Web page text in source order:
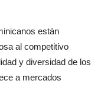
están
al competitivo
y diversidad de los
a mercados